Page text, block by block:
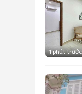
1 phút trước